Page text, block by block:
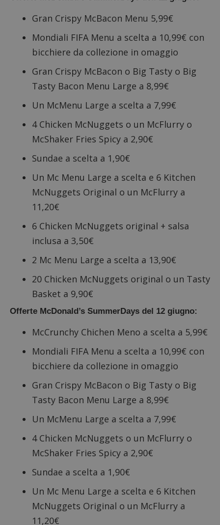
Gran Crispy McBacon Menu 5,99€
Mondiali FIFA Menu a scelta a 10,99€ con
bicchiere da collezione in omaggio
Gran Crispy McBacon o Big Tasty o Big
Tasty Bacon Menu Large a 8,99€
Un McMenu Large a scelta a 7,99€
4 Chicken McNuggets o un McFlurry o
McShaker Fries Spicy a 2,90€
Sundae a scelta a 1,90€
Un Mc Menu Large a scelta e 6 Kitchen
McNuggets Original o un McFlurry a
11,20€
6 Chicken McNuggets original + salsa
inclusa a 3,50€
2 Mc Menu Large a scelta a 13,90€
20 Chicken McNuggets original o un Tasty
Basket a 9,90€
Offerte McDonald’s SummerDays del 12 giugno:
McCrunchy Chichen Meno a scelta a 5,99€
Mondiali FIFA Menu a scelta a 10,99€ con
bicchiere da collezione in omaggio
Gran Crispy McBacon o Big Tasty o Big
Tasty Bacon Menu Large a 8,99€
Un McMenu Large a scelta a 7,99€
4 Chicken McNuggets o un McFlurry o
McShaker Fries Spicy a 2,90€
Sundae a scelta a 1,90€
Un Mc Menu Large a scelta e 6 Kitchen
McNuggets Original o un McFlurry a
11,20€